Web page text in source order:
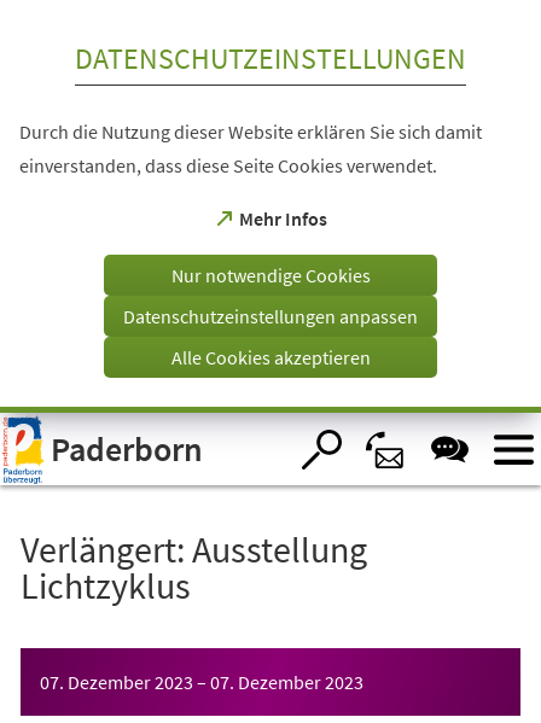
Visuelle
Assistenzsoftware
öffnen.
DATENSCHUTZEINSTELLUNGEN
Durch die Nutzung dieser Website erklären Sie sich damit
einverstanden, dass diese Seite Cookies verwendet.
Mehr Infos
(Öffnet
einem
Tab)
Nur notwendige Cookies
Datenschutzeinstellungen anpassen
Alle Cookies akzeptieren
Paderborn
Verlängert: Ausstellung
Lichtzyklus
07. Dezember 2023 – 07. Dezember 2023